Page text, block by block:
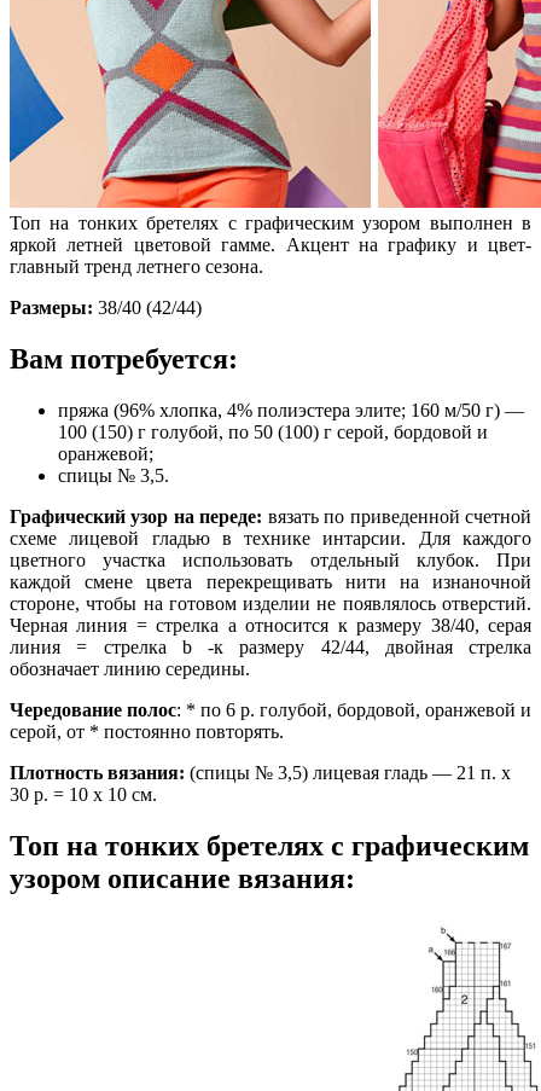
Топ на тонких бретелях с графическим узором выполнен в
яркой летней цветовой гамме. Акцент на графику и цвет-
главный тренд летнего сезона.
Размеры: 38/40 (42/44)
Вам потребуется:
пряжа (96% хлопка, 4% полиэстера элите; 160 м/50 г) —
100 (150) г голубой, по 50 (100) г серой, бордовой и
оранжевой;
спицы № 3,5.
Графический узор на переде: вязать по приведенной счетной
схеме лицевой гладью в технике интарсии. Для каждого
цветного участка использовать отдельный клубок. При
каждой смене цвета перекрещивать нити на изнаночной
стороне, чтобы на готовом изделии не появлялось отверстий.
Черная линия = стрелка а относится к размеру 38/40, серая
линия = стрелка b -к размеру 42/44, двойная стрелка
обозначает линию середины.
Чередование полос: * по 6 р. голубой, бордовой, оранжевой и
серой, от * постоянно повторять.
Плотность вязания: (спицы № 3,5) лицевая гладь — 21 п. х
30 р. = 10 х 10 см.
Топ на тонких бретелях с графическим
узором описание вязания: